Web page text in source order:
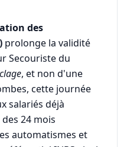
des
prolonge la validité
Secouriste du
, et non d'une
cette journée
salariés déjà
24 mois
automatismes et